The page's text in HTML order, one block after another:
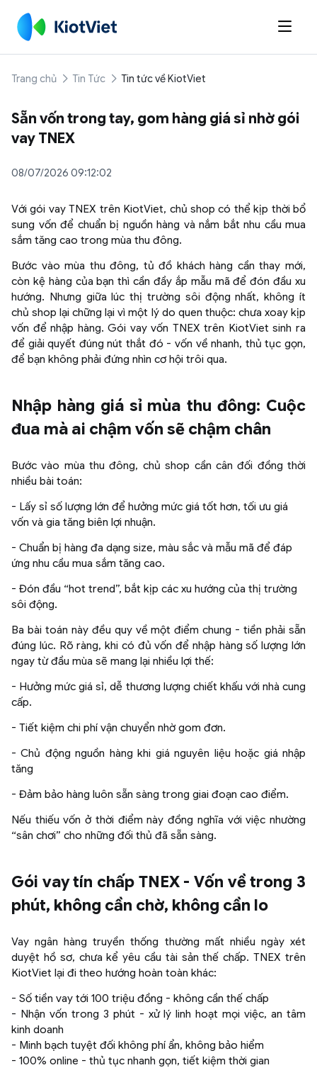

Trang chủ Tin Tức Tin tức về KiotViet
Sẵn vốn trong tay, gom hàng giá sỉ nhờ gói
vay TNEX
08/07/2026 09:12:02
Với gói vay TNEX trên KiotViet, chủ shop có thể kịp thời bổ
sung vốn để chuẩn bị nguồn hàng và nắm bắt nhu cầu mua
sắm tăng cao trong mùa thu đông.
Bước vào mùa thu đông, tủ đồ khách hàng cần thay mới,
còn kệ hàng của bạn thì cần đầy ắp mẫu mã để đón đầu xu
hướng. Nhưng giữa lúc thị trường sôi động nhất, không ít
chủ shop lại chững lại vì một lý do quen thuộc: chưa xoay kịp
vốn để nhập hàng. Gói vay vốn TNEX trên KiotViet sinh ra
để giải quyết đúng nút thắt đó - vốn về nhanh, thủ tục gọn,
để bạn không phải đứng nhìn cơ hội trôi qua.
Nhập hàng giá sỉ mùa thu đông: Cuộc
đua mà ai chậm vốn sẽ chậm chân
Bước vào mùa thu đông, chủ shop cần cân đối đồng thời
nhiều bài toán:
- Lấy sỉ số lượng lớn để hưởng mức giá tốt hơn, tối ưu giá
vốn và gia tăng biên lợi nhuận.
- Chuẩn bị hàng đa dạng size, màu sắc và mẫu mã để đáp
ứng nhu cầu mua sắm tăng cao.
- Đón đầu “hot trend”, bắt kịp các xu hướng của thị trường
sôi động.
Ba bài toán này đều quy về một điểm chung - tiền phải sẵn
đúng lúc. Rõ ràng, khi có đủ vốn để nhập hàng số lượng lớn
ngay từ đầu mùa sẽ mang lại nhiều lợi thế:
- Hưởng mức giá sỉ, dễ thương lượng chiết khấu với nhà cung
cấp.
- Tiết kiệm chi phí vận chuyển nhờ gom đơn.
- Chủ động nguồn hàng khi giá nguyên liệu hoặc giá nhập
tăng
- Đảm bảo hàng luôn sẵn sàng trong giai đoạn cao điểm.
Nếu thiếu vốn ở thời điểm này đồng nghĩa với việc nhường
“sân chơi” cho những đối thủ đã sẵn sàng.
Gói vay tín chấp TNEX - Vốn về trong 3
phút, không cần chờ, không cần lo
Vay ngân hàng truyền thống thường mất nhiều ngày xét
duyệt hồ sơ, chưa kể yêu cầu tài sản thế chấp. TNEX trên
KiotViet lại đi theo hướng hoàn toàn khác:
- Số tiền vay tới 100 triệu đồng - không cần thế chấp
- Nhận vốn trong 3 phút - xử lý linh hoạt mọi việc, an tâm
kinh doanh
- Minh bạch tuyệt đối không phí ẩn, không bảo hiểm
- 100% online - thủ tục nhanh gọn, tiết kiệm thời gian